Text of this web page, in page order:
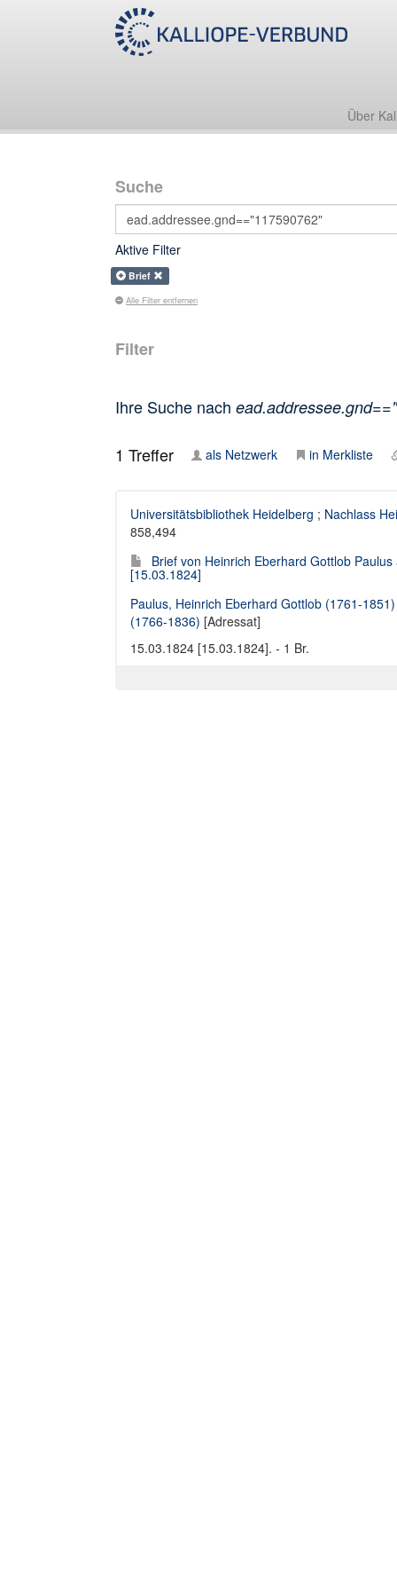
Über
Suche
Aktive Filter
Brief
Alle Filter entfernen
Filter
Ihre Suche nach
1 Treffer als Netzwerk in Merkliste
Universitätsbibliothek Heidelberg ; Nachlass
858,494
Brief von Heinrich Eberhard Gottlob
[15.03.1824]
Paulus, Heinrich Eberhard Gottlob (1761-1851)
(1766-1836) [Adressat]
15.03.1824 [15.03.1824]. - 1 Br.